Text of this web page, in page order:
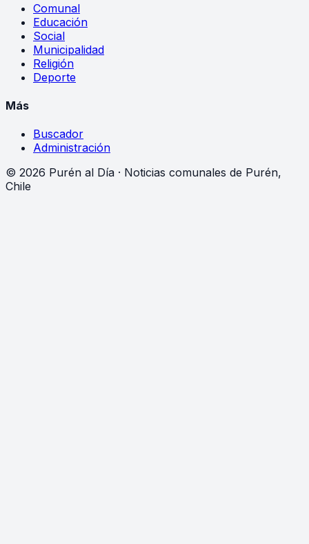
Comunal
Educación
Social
Municipalidad
Religión
Deporte
Más
Buscador
Administración
© 2026 Purén al Día · Noticias comunales de Purén,
Chile